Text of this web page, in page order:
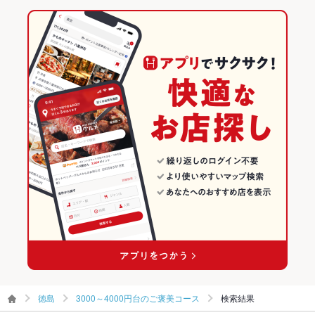
徳島 3000～4000円台のご褒美コース 検索結果